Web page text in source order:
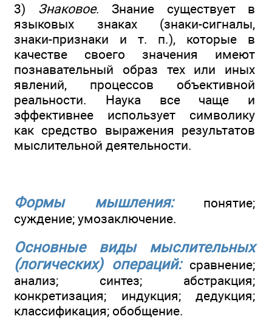
3) Знаковое. Знание существует в
языковых знаках (знаки-сигналы,
знаки-признаки и т. п.), которые в
качестве своего значения имеют
познавательный образ тех или иных
явлений, процессов объективной
реальности. Наука все чаще и
эффективнее использует символику
как средство выражения результатов
мыслительной деятельности.
Формы мышления:понятие;
суждение; умозаключение.
Основные виды мыслительных
(логических) операций:сравнение;
анализ; синтез; абстракция;
конкретизация; индукция; дедукция;
классификация; обобщение.